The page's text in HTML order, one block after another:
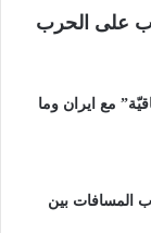
على الحرب
مع ايران وما
المسافات بين